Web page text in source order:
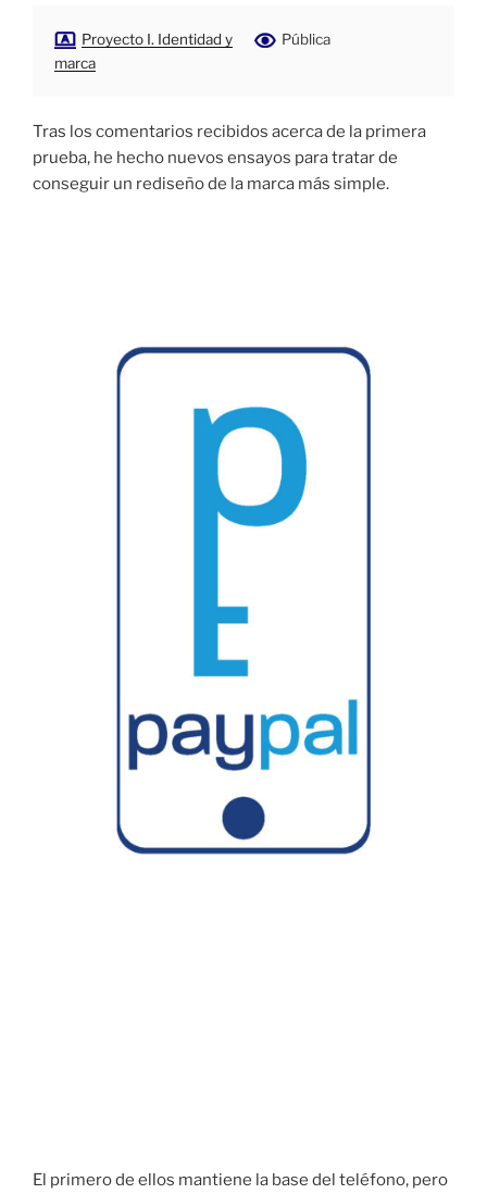
Proyecto I. Identidad y
marca
Pública
Tras los comentarios recibidos acerca de la primera
prueba, he hecho nuevos ensayos para tratar de
conseguir un rediseño de la marca más simple.
El primero de ellos mantiene la base del teléfono, pero